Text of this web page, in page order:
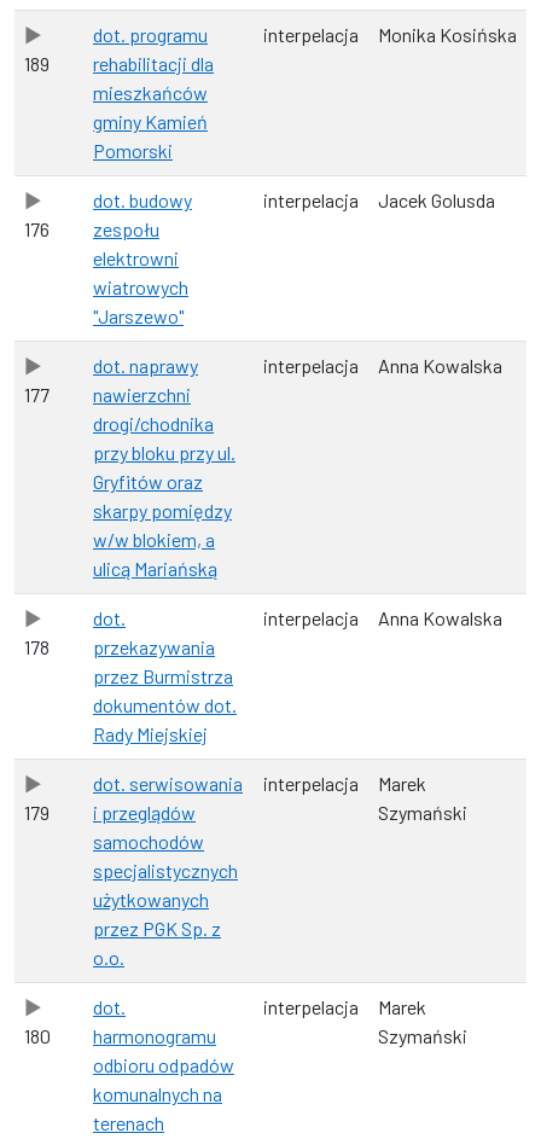
189
dot. programu
rehabilitacji dla
mieszkańców
gminy Kamień
Pomorski
interpelacja Monika Kosińska
176
dot. budowy
zespołu
elektrowni
wiatrowych
"Jarszewo"
interpelacja Jacek Golusda
177
dot. naprawy
nawierzchni
drogi/chodnika
przy bloku przy ul.
Gryfitów oraz
skarpy pomiędzy
w/w blokiem, a
ulicą Mariańską
interpelacja Anna Kowalska
178
dot.
przekazywania
przez Burmistrza
dokumentów dot.
Rady Miejskiej
interpelacja Anna Kowalska
179
dot. serwisowania
i przeglądów
samochodów
specjalistycznych
użytkowanych
przez PGK Sp. z
o.o.
interpelacja
Marek
Szymański
180
dot.
harmonogramu
odbioru odpadów
komunalnych na
terenach
interpelacja
Marek
Szymański